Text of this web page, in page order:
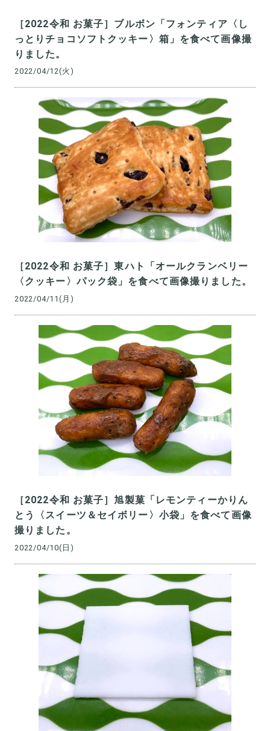
［2022令和 お菓子］ブルボン「フォンティア〈し
っとりチョコソフトクッキー〉箱」を食べて画像撮
りました。
2022/04/12(火)
［2022令和 お菓子］東ハト「オールクランベリー
〈クッキー〉パック袋」を食べて画像撮りました。
2022/04/11(月)
［2022令和 お菓子］旭製菓「レモンティーかりん
とう〈スイーツ＆セイボリー〉小袋」を食べて画像
撮りました。
2022/04/10(日)